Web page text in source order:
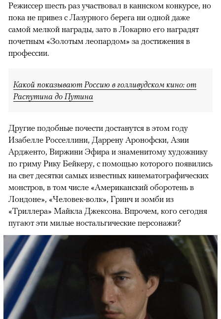
Режиссер шесть раз участвовал в каннском конкурсе, но
пока не привез с Лазурного берега ни одной даже
самой мелкой награды, зато в Локарно его наградят
почетным «Золотым леопардом» за достижения в
профессии.
Какой показывают Россию в голливудском кино: от
Распутина до Путина
Другие подобные почести достанутся в этом году
Изабелле Росселлини, Даррену Аронофски, Азии
Ардженто, Виржини Эфира и знаменитому художнику
по гриму Рику Бейкеру, с помощью которого появились
на свет десятки самых известных кинематографических
монстров, в том числе «Американский оборотень в
Лондоне», «Человек-волк», Гринч и зомби из
«Триллера» Майкла Джексона. Впрочем, кого сегодня
пугают эти милые ностальгические персонажи?